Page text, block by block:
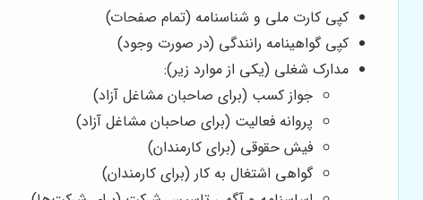
کپی کارت ملی و شناسنامه (تمام صفحات)
کپی گواهینامه رانندگی (در صورت وجود)
مدارک شغلی (یکی از موارد زیر):
جواز کسب (برای صاحبان مشاغل آزاد)
پروانه فعالیت (برای صاحبان مشاغل آزاد)
فیش حقوقی (برای کارمندان)
گواهی اشتغال به کار (برای کارمندان)